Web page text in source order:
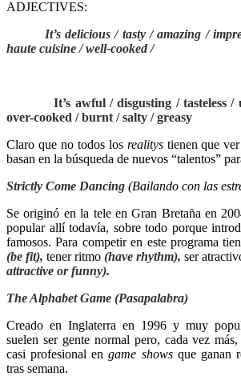
ADJECTIVES:
It’s delicious / tasty / amazing /
haute cuisine / well-cooked /
It’s awful / disgusting / tasteless
over-cooked / burnt / salty / greasy
Claro que no todos los realitystienen que
basan en la búsqueda de nuevos “talentos”
Strictly Come Dancing (Bailando con las
Se originó en la tele en Gran Bretaña en
popular allí todavía, sobre todo porque
famosos. Para competir en este programa
(be fit), tener ritmo (have rhythm), ser
attractive or funny).
The Alphabet Game (Pasapalabra)
Creado en Inglaterra en 1996 y muy
suelen ser gente normal pero, cada vez
casi profesional engame shows que ganan
tras semana.